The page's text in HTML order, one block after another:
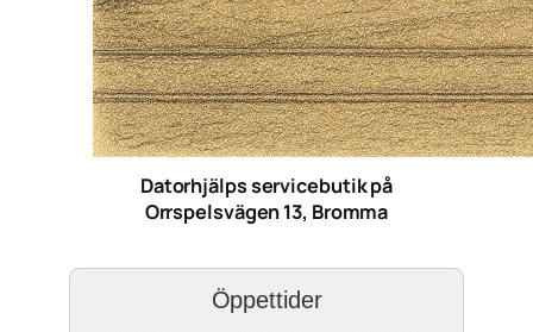
Datorhjälps servicebutik på
Orrspelsvägen 13, Bromma
Öppettider